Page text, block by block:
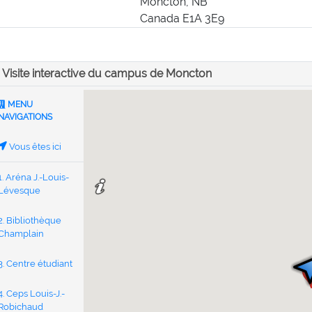
Canada E1A 3E9
Visite interactive du campus de Moncton
MENU
Vous êtes ici
Aréna J.-Louis-
Bibliothèque
Centre étudiant
Ceps Louis-J.-